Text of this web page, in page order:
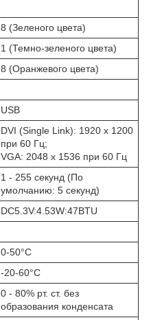
8 (Зеленого цвета)
1 (Темно-зеленого цвета)
8 (Оранжевого цвета)
USB
DVI (Single Link): 1920 x 1200
при 60 Гц;
VGA: 2048 x 1536 при 60 Гц
1 - 255 секунд (По
умолчанию: 5 секунд)
DC5.3V:4.53W:47BTU
0-50°C
-20-60°C
0 - 80% рт. ст. без
образования конденсата